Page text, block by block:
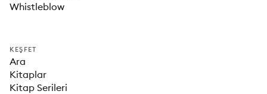
Whistleblow
KEŞFET
Ara
Kitaplar
Kitap Serileri